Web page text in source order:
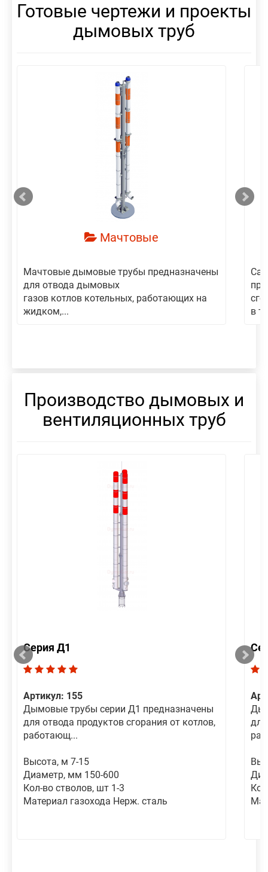
Готовые чертежи и проекты
дымовых труб
Мачтовые
Мачтовые дымовые трубы предназначены
для отвода дымовых
газов котлов котельных, работающих на
жидком,...
в
Производство дымовых и
вентиляционных труб
Серия Д1
Артикул: 155
Дымовые трубы серии Д1 предназначены
для отвода продуктов сгорания от котлов,
работающ...
Высота, м 7-15
Диаметр, мм 150-600
Кол-во стволов, шт 1-3
Материал газохода Нерж. сталь